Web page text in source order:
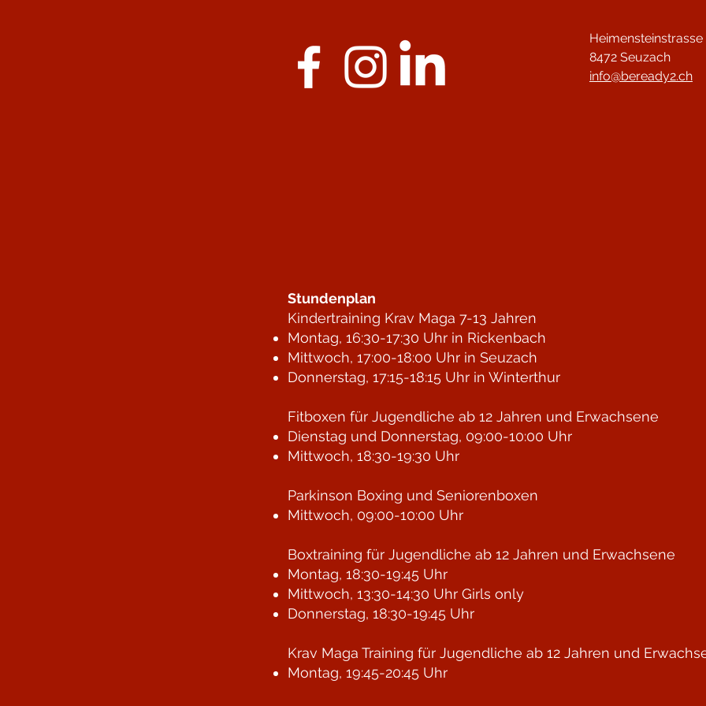
Heimensteinstrasse
8472 Seuzach
info@beready2.ch
Stundenplan
Kindertraining Krav Maga 7-13 Jahren
Montag, 16:30-17:30 Uhr in Rickenbach
Mittwoch, 17:00-18:00 Uhr in Seuzach
Donnerstag, 17:15-18:15 Uhr in Winterthur
Fitboxen für Jugendliche ab 12 Jahren und Erwachsene
Dienstag und Donnerstag, 09:00-10:00 Uhr
Mittwoch, 18:30-19:30 Uhr
Parkinson Boxing und Seniorenboxen
Mittwoch, 09:00-10:00 Uhr
Boxtraining für Jugendliche ab 12 Jahren und Erwachsene
Montag, 18:30-19:45 Uhr
Mittwoch, 13:30-14:30 Uhr Girls only
Donnerstag, 18:30-19:45 Uhr
Krav Maga Training für Jugendliche ab 12 Jahren und
Montag, 19:45-20:45 Uhr